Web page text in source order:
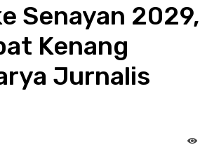
Senayan 2029,
Kenang
Jurnalis